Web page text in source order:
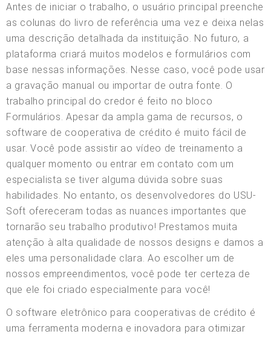
Antes de iniciar o trabalho, o usuário principal preenche
as colunas do livro de referência uma vez e deixa nelas
uma descrição detalhada da instituição. No futuro, a
plataforma criará muitos modelos e formulários com
base nessas informações. Nesse caso, você pode usar
a gravação manual ou importar de outra fonte. O
trabalho principal do credor é feito no bloco
Formulários. Apesar da ampla gama de recursos, o
software de cooperativa de crédito é muito fácil de
usar. Você pode assistir ao vídeo de treinamento a
qualquer momento ou entrar em contato com um
especialista se tiver alguma dúvida sobre suas
habilidades. No entanto, os desenvolvedores do USU-
Soft ofereceram todas as nuances importantes que
tornarão seu trabalho produtivo! Prestamos muita
atenção à alta qualidade de nossos designs e damos a
eles uma personalidade clara. Ao escolher um de
nossos empreendimentos, você pode ter certeza de
que ele foi criado especialmente para você!
O software eletrônico para cooperativas de crédito é
uma ferramenta moderna e inovadora para otimizar